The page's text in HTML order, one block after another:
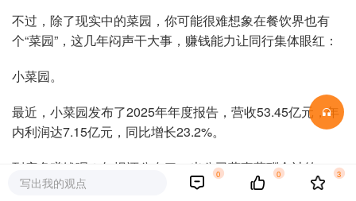
不过，除了现实中的菜园，你可能很难想象在餐饮界也有
个“菜园”，这几年闷声干大事，赚钱能力让同行集体眼红：
小菜园。
最近，小菜园发布了2025年年度报告，营收53.45亿元，年
内利润达7.15亿元，同比增长23.2%。
到底多赚钱呢？年报还公布了，光公司董事薪酬合计约
695.2万元，跟2024年的316.9万元比，直接翻了个倍。
写出我的观点
0 0 3